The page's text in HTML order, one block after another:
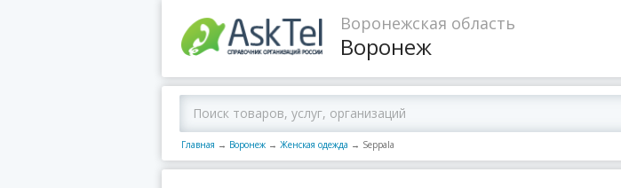
Воронежская область
Воронеж
Главная → Воронеж → Женская одежда → Seppala